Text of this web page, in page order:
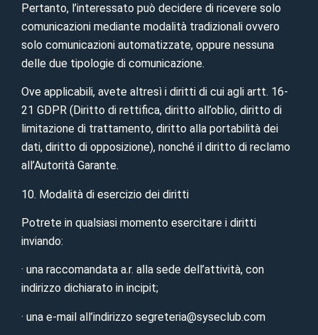
Pertanto, l’interessato può decidere di ricevere solo
comunicazioni mediante modalità tradizionali ovvero
solo comunicazioni automatizzate, oppure nessuna
delle due tipologie di comunicazione.
Ove applicabili, avete altresì i diritti di cui agli artt. 16-
21 GDPR (Diritto di rettifica, diritto all’oblio, diritto di
limitazione di trattamento, diritto alla portabilità dei
dati, diritto di opposizione), nonché il diritto di reclamo
all’Autorità Garante.
10. Modalità di esercizio dei diritti
Potrete in qualsiasi momento esercitare i diritti
inviando:
· una raccomandata a.r. alla sede dell’attività, con
indirizzo dichiarato in incipit;
· una e-mail all’indirizzo segreteria@syseclub.com